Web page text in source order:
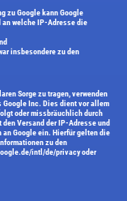
zu Google kann Google
an welche IP-Adresse die
insbesondere zu den
Sorge zu tragen, verwenden
Google Inc. Dies dient vor allem
oder missbräuchlich durch
Versand der IP-Adresse und
an Google ein. Hierfür gelten die
zu den
intl/de/privacy oder